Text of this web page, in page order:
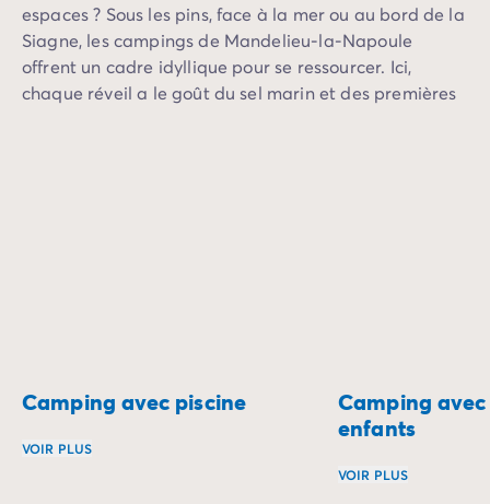
espaces ? Sous les pins, face à la mer ou au bord de la
Siagne, les campings de Mandelieu-la-Napoule
offrent un cadre idyllique pour se ressourcer. Ici,
chaque réveil a le goût du sel marin et des premières
Camping avec piscine
VOIR PLUS
Camping
enfants
VOIR PLUS